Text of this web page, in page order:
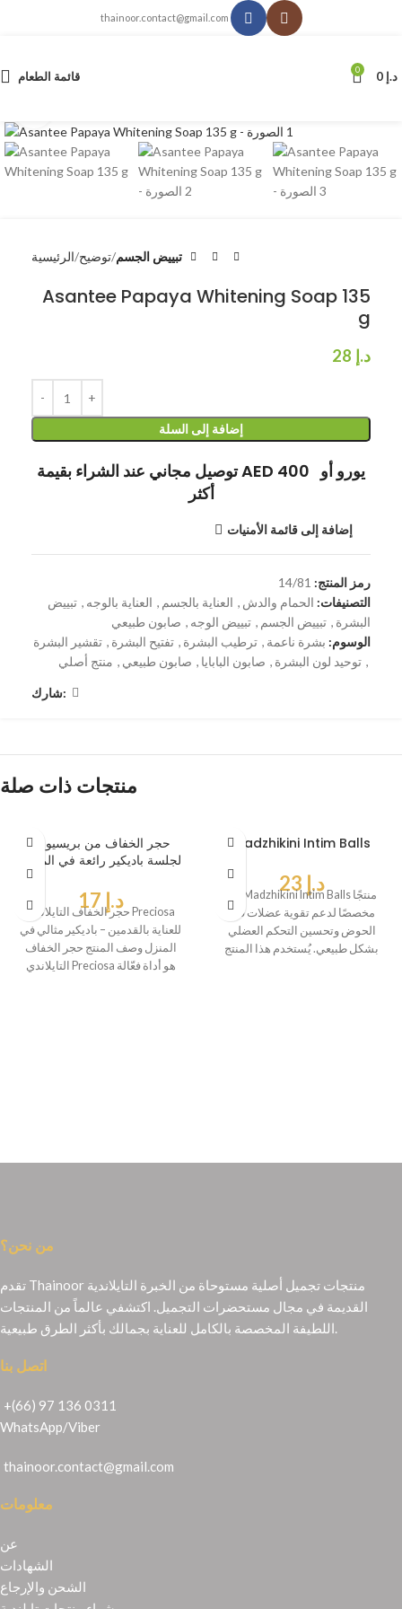
thainoor.contact@gmail.com
قائمة الطعام 0 د.إ
الرئيسية توضيح تبييض الجسم
Asantee Papaya Whitening Soap 135
g
د.إ
إضافة إلى السلة
توصيل مجاني عند الشراء بقيمة AED 400 يورو أو
أكثر
إضافة إلى قائمة الأمنيات
رمز المنتج: 14/81
التصنيفات: الحمام والدش , العناية بالجسم , العناية بالوجه , تبييض
البشرة , تبييض الجسم , تبييض الوجه , صابون طبيعي
الوسوم: بشرة ناعمة , ترطيب البشرة , تفتيح البشرة , تقشير البشرة
, توحيد لون البشرة , صابون البابايا , صابون طبيعي , منتج أصلي
شارك:
منتجات ذات صلة
حجر الخفاف من بريسيوسا
لجلسة باديكير رائعة في المنزل
د.إ17
حجر الخفاف التايلاندي Preciosa
للعناية بالقدمين – باديكير مثالي في
المنزل وصف المنتج حجر الخفاف
التايلاندي Preciosa هو أداة فعّالة
Madzhikini Intim Balls
د.إ
مخصصًا لدعم تقوية عضلات قاع
الحوض وتحسين التحكم العضلي
بشكل طبيعي. يُستخدم هذا المنتج
من نحن؟
تقدم Thainoor منتجات تجميل أصلية مستوحاة من الخبرة التايلاندية
القديمة في مجال مستحضرات التجميل. اكتشفي عالماً من المنتجات
اللطيفة المخصصة بالكامل للعناية بجمالك بأكثر الطرق طبيعية.
اتصل بنا
+(66) 97 136 0311
WhatsApp/Viber
thainoor.contact@gmail.com
معلومات
عن
الشهادات
الشحن والإرجاع